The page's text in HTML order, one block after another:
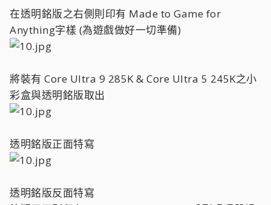
在透明銘版之右側則印有 Made to Game for
Anything字樣 (為遊戲做好一切準備)
將裝有 Core Ultra 9 285K & Core Ultra 5 245K之小
彩盒與透明銘版取出
透明銘版正面特寫
透明銘版反面特寫